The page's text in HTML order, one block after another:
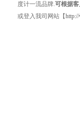
度计一流品牌.可根据
或登入我司网站【